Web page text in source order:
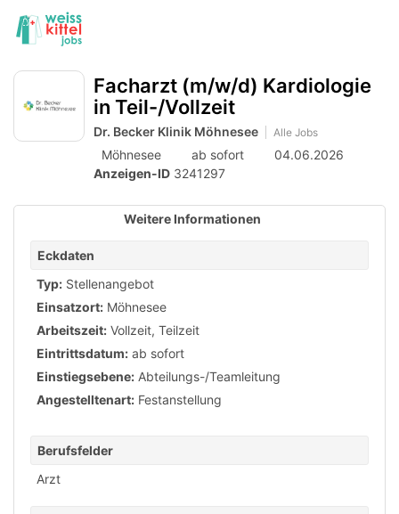
Accessibility
Modus
aktivieren
zur
zum
von
Endgerät
Facharzt (m/w/d) Kardiologie
in Teil-/Vollzeit
Dr. Becker Klinik Möhnesee Alle Jobs
Möhnesee ab sofort
04.06.2026
Anzeigen-ID 3241297
Weitere Informationen
Eckdaten
Typ: Stellenangebot
Einsatzort: Möhnesee
Arbeitszeit: Vollzeit, Teilzeit
Eintrittsdatum: ab sofort
Einstiegsebene: Abteilungs-/Teamleitung
Angestelltenart: Festanstellung
Berufsfelder
Arzt